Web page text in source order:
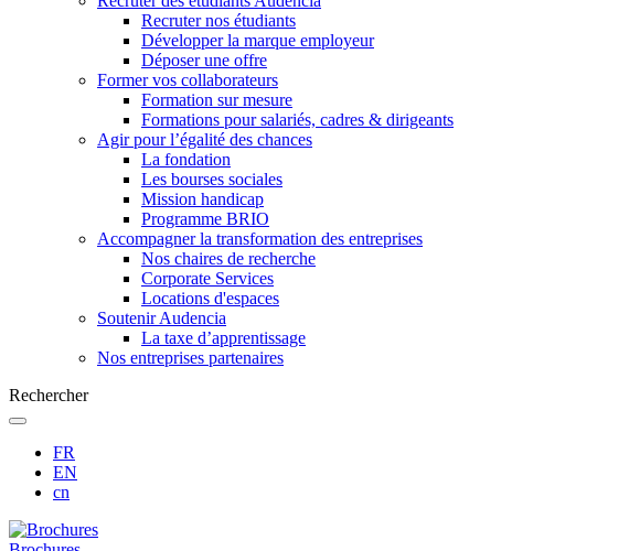
Recruter nos étudiants
Développer la marque employeur
Déposer une offre
Former vos collaborateurs
Formation sur mesure
Formations pour salariés, cadres & dirigeants
Agir pour l’égalité des chances
La fondation
Les bourses sociales
Mission handicap
Programme BRIO
Accompagner la transformation des entreprises
Nos chaires de recherche
Corporate Services
Locations d'espaces
Soutenir Audencia
La taxe d’apprentissage
Nos entreprises partenaires
Rechercher
FR
EN
cn